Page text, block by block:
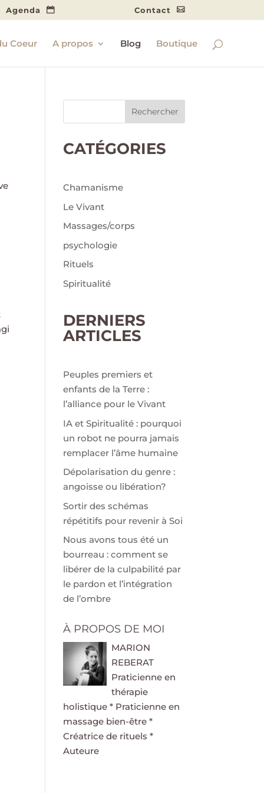
Agenda Contact
Coeur A propos Blog Boutique
Rechercher
CATÉGORIES
Chamanisme
Le Vivant
Massages/corps
psychologie
Rituels
Spiritualité
DERNIERS
ARTICLES
Peuples premiers et
enfants de la Terre :
l’alliance pour le Vivant
IA et Spiritualité : pourquoi
un robot ne pourra jamais
remplacer l’âme humaine
Dépolarisation du genre :
angoisse ou libération?
Sortir des schémas
répétitifs pour revenir à Soi
Nous avons tous été un
bourreau : comment se
libérer de la culpabilité par
le pardon et l’intégration
de l’ombre
À PROPOS DE MOI
MARION
REBERAT
Praticienne en
thérapie
holistique * Praticienne en
massage bien-être *
Créatrice de rituels *
Auteure